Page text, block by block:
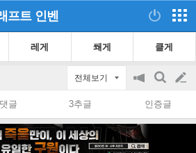
프트 인벤
레게 쐐게 클게
전체보기
공
on/off
검
색
글
쓰
글 3추글 인증글